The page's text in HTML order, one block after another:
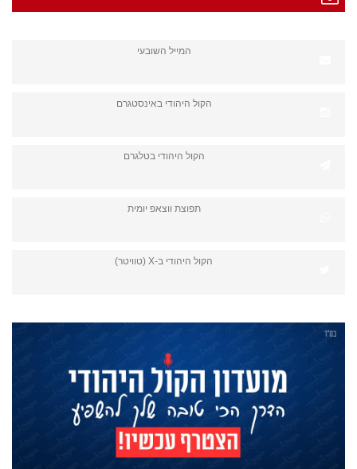
המייל השובעי
הקול היהודי באינסטגרם
הקול היהודי בטלגרם
תפוצת ווצאפ יומית
הקול היהודי ב-X (טוויטר)